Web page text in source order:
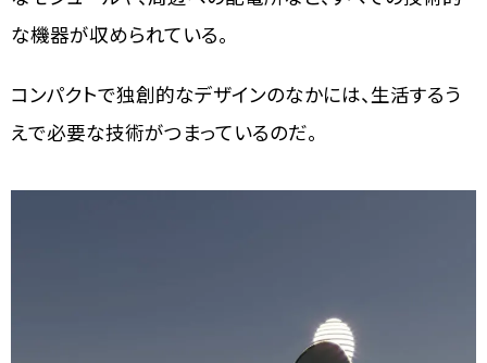
な機器が収められている。
コンパクトで独創的なデザインのなかには、生活するう
えで必要な技術がつまっているのだ。